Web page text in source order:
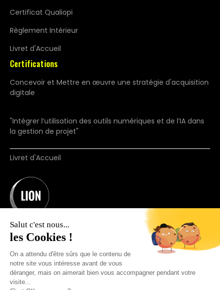
Certificat Qualiopi
Règlement Intérieur
Livret d'Accueil
Certifications
Concevoir et Mettre en œuvre une stratégie d'acquisition
digitale
"Intégrer l’utilisation des outils numériques et de l’IA dans
la gestion de projet"
Livret d'Accueil
Organisme de formation N°11755660875.
(ne vaut pas agrément)
Salut c'est nous...
les Cookies !
On a attendu d'être sûrs que le contenu de
notre site vous intéresse avant de vous
déranger, mais on aimerait bien vous accompagner pendant votre
visite...